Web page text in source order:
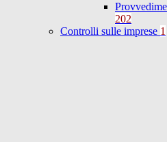
202
Controlli sulle imprese 1